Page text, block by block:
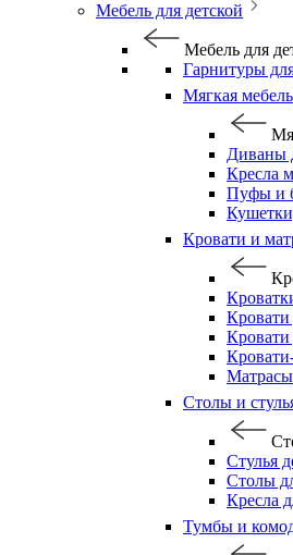
Мебель для детской
Мебель для
Гарнитуры
Мягкая
Диваны
Кресла
Пуфы и
Кровати и
Кровати
Кровати
Матрасы
Столы и
Стулья
Столы
Кресла
Тумбы и